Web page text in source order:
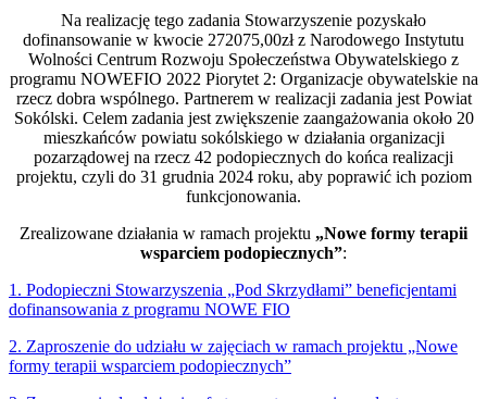
Na realizację tego zadania Stowarzyszenie pozyskało
dofinansowanie w kwocie 272075,00zł z Narodowego Instytutu
Wolności Centrum Rozwoju Społeczeństwa Obywatelskiego z
programu NOWEFIO 2022 Piorytet 2: Organizacje obywatelskie na
rzecz dobra wspólnego. Partnerem w realizacji zadania jest Powiat
Sokólski. Celem zadania jest zwiększenie zaangażowania około 20
mieszkańców powiatu sokólskiego w działania organizacji
pozarządowej na rzecz 42 podopiecznych do końca realizacji
projektu, czyli do 31 grudnia 2024 roku, aby poprawić ich poziom
funkcjonowania.
Zrealizowane działania w ramach projektu „Nowe formy terapii
wsparciem podopiecznych”:
1. Podopieczni Stowarzyszenia „Pod Skrzydłami” beneficjentami
dofinansowania z programu NOWE FIO
2. Zaproszenie do udziału w zajęciach w ramach projektu „Nowe
formy terapii wsparciem podopiecznych”